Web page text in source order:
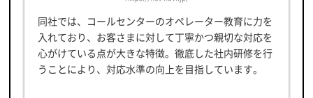
同社では、コールセンターのオペレーター教育に力を
入れており、お客さまに対して丁寧かつ親切な対応を
心がけている点が大きな特徴。徹底した社内研修を行
うことにより、対応水準の向上を目指しています。